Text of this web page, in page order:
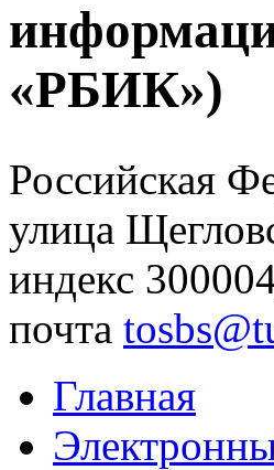
«РБИК»)
Российская
улица
индекс
почта
Главная